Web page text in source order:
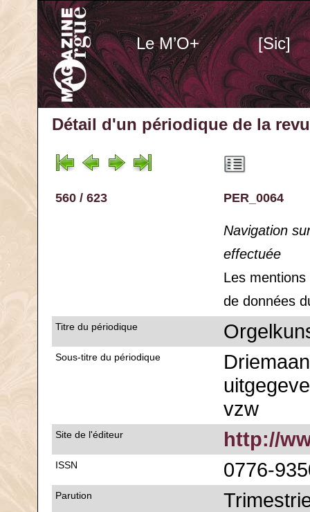
Le M’O+ [Sic]
Détail d'un périodique de la
560 / 623 PER_0064
Navigation
effectuée
Les mentions
de données
Titre du périodique
Sous-titre du périodique
vzw
Site de l'éditeur http://
ISSN 0776-
Parution